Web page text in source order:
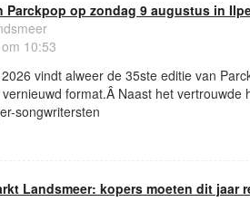
Parckpop op zondag 9 augustus in
10:53
vindt alweer de 35ste editie van
format.Â Naast het vertrouwde
songwritersten
Landsmeer: kopers moeten dit jaar